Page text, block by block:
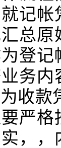
记
总
登
务
收款
严
，，